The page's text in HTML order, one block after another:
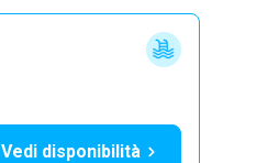
Vedi disponibilità